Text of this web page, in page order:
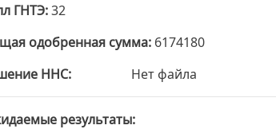
ГНТЭ 32
одобренная сумма 6174180
ННС
Нет файла
результаты